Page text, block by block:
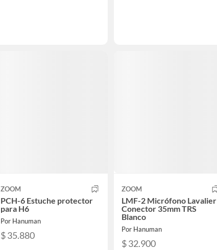
ZOOM
PCH-6 Estuche protector
para H6
Por Hanuman
$ 35.880
ZOOM
LMF-2 Micrófono Lavalier
Conector 35mm TRS
Blanco
Por Hanuman
$ 32.900